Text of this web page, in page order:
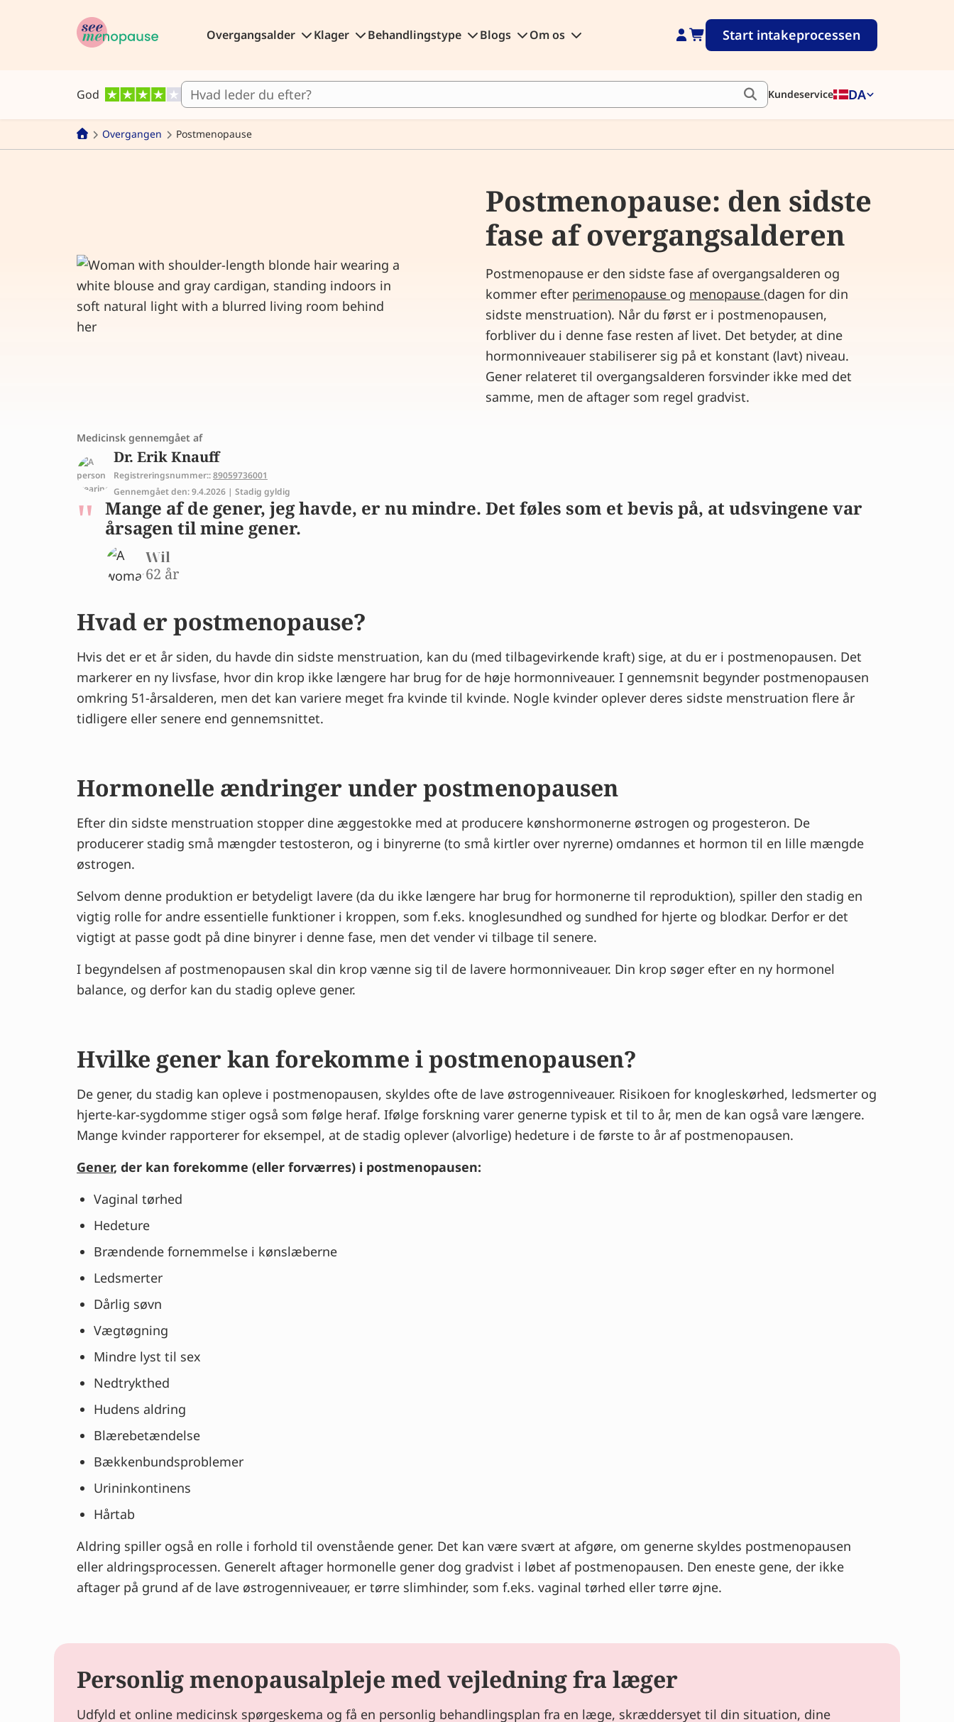
Overgangsalder Klager Behandlingstype Blogs Om os Start intakeprocessen
God Kundeservice DA
Overgangen Postmenopause
Postmenopause: den sidste
fase af overgangsalderen
Postmenopause er den sidste fase af overgangsalderen og
kommer efter perimenopause og menopause (dagen for din
sidste menstruation). Når du først er i postmenopausen,
forbliver du i denne fase resten af livet. Det betyder, at dine
hormonniveauer stabiliserer sig på et konstant (lavt) niveau.
Gener relateret til overgangsalderen forsvinder ikke med det
samme, men de aftager som regel gradvist.
Medicinsk gennemgået af
Dr. Erik Knauff
Registreringsnummer::89059736001
Gennemgået den: 9.4.2026 | Stadig gyldig
Mange af de gener, jeg havde, er nu mindre. Det føles som et bevis på, at udsvingene var
årsagen til mine gener.
Wil
62 år
Hvad er postmenopause?
Hvis det er et år siden, du havde din sidste menstruation, kan du (med tilbagevirkende kraft) sige, at du er i postmenopausen. Det
markerer en ny livsfase, hvor din krop ikke længere har brug for de høje hormonniveauer. I gennemsnit begynder postmenopausen
omkring 51-årsalderen, men det kan variere meget fra kvinde til kvinde. Nogle kvinder oplever deres sidste menstruation flere år
tidligere eller senere end gennemsnittet.
Hormonelle ændringer under postmenopausen
Efter din sidste menstruation stopper dine æggestokke med at producere kønshormonerne østrogen og progesteron. De
producerer stadig små mængder testosteron, og i binyrerne (to små kirtler over nyrerne) omdannes et hormon til en lille mængde
østrogen.
Selvom denne produktion er betydeligt lavere (da du ikke længere har brug for hormonerne til reproduktion), spiller den stadig en
vigtig rolle for andre essentielle funktioner i kroppen, som f.eks. knoglesundhed og sundhed for hjerte og blodkar. Derfor er det
vigtigt at passe godt på dine binyrer i denne fase, men det vender vi tilbage til senere.
I begyndelsen af postmenopausen skal din krop vænne sig til de lavere hormonniveauer. Din krop søger efter en ny hormonel
balance, og derfor kan du stadig opleve gener.
Hvilke gener kan forekomme i postmenopausen?
De gener, du stadig kan opleve i postmenopausen, skyldes ofte de lave østrogenniveauer. Risikoen for knogleskørhed, ledsmerter og
hjerte-kar-sygdomme stiger også som følge heraf. Ifølge forskning varer generne typisk et til to år, men de kan også vare længere.
Mange kvinder rapporterer for eksempel, at de stadig oplever (alvorlige) hedeture i de første to år af postmenopausen.
Gener, der kan forekomme (eller forværres) i postmenopausen:
Vaginal tørhed
Hedeture
Brændende fornemmelse i kønslæberne
Ledsmerter
Dårlig søvn
Vægtøgning
Mindre lyst til sex
Nedtrykthed
Hudens aldring
Blærebetændelse
Bækkenbundsproblemer
Urininkontinens
Hårtab
Aldring spiller også en rolle i forhold til ovenstående gener. Det kan være svært at afgøre, om generne skyldes postmenopausen
eller aldringsprocessen. Generelt aftager hormonelle gener dog gradvist i løbet af postmenopausen. Den eneste gene, der ikke
aftager på grund af de lave østrogenniveauer, er tørre slimhinder, som f.eks. vaginal tørhed eller tørre øjne.
Personlig menopausalpleje med vejledning fra læger
Udfyld et online medicinsk spørgeskema og få en personlig behandlingsplan fra en læge, skræddersyet til din situation, dine